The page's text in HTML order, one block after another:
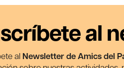
al
al Newsletter de Amics del